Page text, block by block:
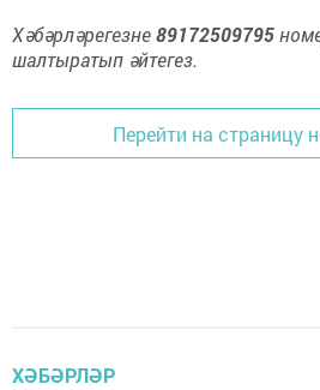
Хәбәрләрегезне89172509795
шалтыратып әйтегез.
Перейти на страницу
ХӘБӘРЛӘР